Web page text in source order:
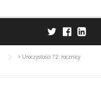
> Uroczystości 72. rocznicy